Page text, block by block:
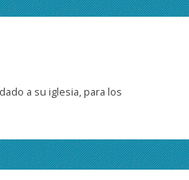
a su iglesia, para los